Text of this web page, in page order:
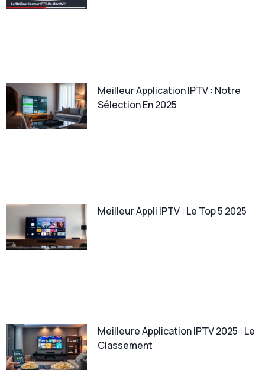
Meilleur Application IPTV : Notre
Sélection En 2025
Meilleur Appli IPTV : Le Top 5 2025
Meilleure Application IPTV 2025 : Le
Classement